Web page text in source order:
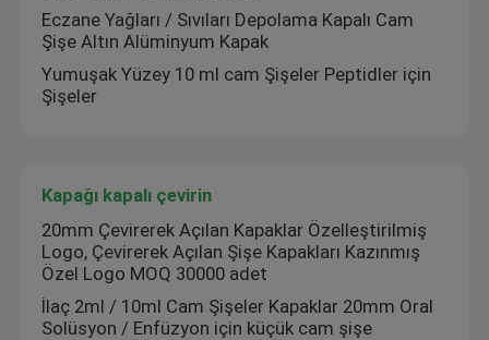
Eczane Yağları / Sıvıları Depolama Kapalı Cam
Şişe Altın Alüminyum Kapak
Yumuşak Yüzey 10 ml cam Şişeler Peptidler için
Şişeler
Kapağı kapalı çevirin
20mm Çevirerek Açılan Kapaklar Özelleştirilmiş
Logo, Çevirerek Açılan Şişe Kapakları Kazınmış
Özel Logo MOQ 30000 adet
İlaç 2ml / 10ml Cam Şişeler Kapaklar 20mm Oral
Solüsyon / Enfüzyon için küçük cam şişe